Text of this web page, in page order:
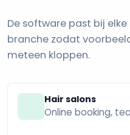
De software past bij elke
branche zodat
meteen kloppen.
Hair salons
Online booking,